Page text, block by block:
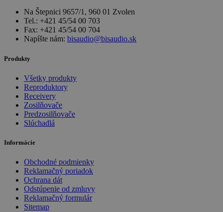
Na Štepnici 9657/1, 960 01 Zvolen
Tel.: +421 45/54 00 703
Fax: +421 45/54 00 704
Napíšte nám: bisaudio@bisaudio.sk
Produkty
Všetky produkty
Reproduktory
Receivery
Zosilňovače
Predzosilňovače
Slúchadlá
Informácie
Obchodné podmienky
Reklamačný poriadok
Ochrana dát
Odstúpenie od zmluvy
Reklamačný formulár
Sitemap